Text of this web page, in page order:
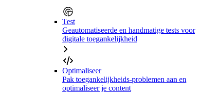
Test
Geautomatiseerde en handmatige tests voor
digitale toegankelijkheid
Optimaliseer
Pak toegankelijkheids-problemen aan en
optimaliseer je content